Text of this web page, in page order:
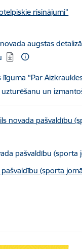
risinājumi”
augstas
“Par
un
novada pašvaldību
pašvaldību (sporta
(sporta